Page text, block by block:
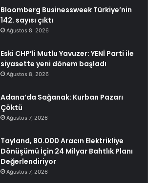
Bloomberg Businessweek Türkiye’nin
142. sayısı çıktı
Ağustos 8, 2026
Eski CHP’li Mutlu Yavuzer: YENİ Parti ile
siyasette yeni dönem başladı
Ağustos 8, 2026
Adana’da Sağanak: Kurban Pazarı
Çöktü
Ağustos 7, 2026
Tayland, 80.000 Aracın Elektrikliye
Dönüşümü İçin 24 Milyar Bahtlık Planı
Değerlendiriyor
Ağustos 7, 2026